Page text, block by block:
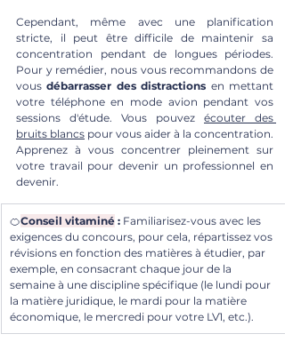
Cependant, même avec une planification
stricte, il peut être difficile de maintenir sa
concentration pendant de longues périodes.
Pour y remédier, nous vous recommandons de
vous débarrasser des distractions en mettant
votre téléphone en mode avion pendant vos
sessions d'étude. Vous pouvez écouter des
bruits blancs pour vous aider à la concentration.
Apprenez à vous concentrer pleinement sur
votre travail pour devenir un professionnel en
devenir.
🍊Conseil vitaminé : Familiarisez-vous avec les
exigences du concours, pour cela, répartissez vos
révisions en fonction des matières à étudier, par
exemple, en consacrant chaque jour de la
semaine à une discipline spécifique (le lundi pour
la matière juridique, le mardi pour la matière
économique, le mercredi pour votre LV1, etc.).